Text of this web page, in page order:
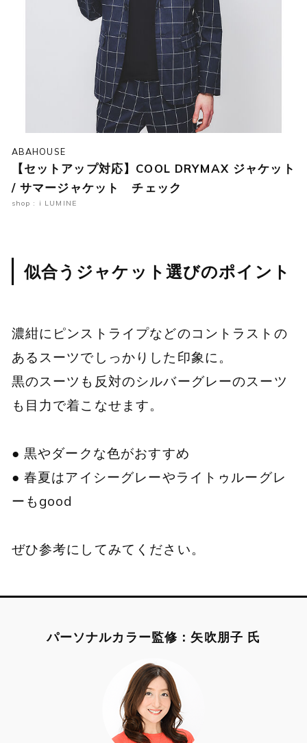
ABAHOUSE
【セットアップ対応】COOL DRYMAX ジャケット
/ サマージャケット チェック
shop : i LUMINE
似合うジャケット選びのポイント
濃紺にピンストライプなどのコントラストの
あるスーツでしっかりした印象に。
黒のスーツも反対のシルバーグレーのスーツ
も目力で着こなせます。
● 黒やダークな色がおすすめ
● 春夏はアイシーグレーやライトゥルーグレ
ーもgood
ぜひ参考にしてみてください。
パーソナルカラー監修：矢吹朋子 氏